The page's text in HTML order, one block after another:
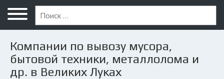
Меню
Главная
Вопрос юристу
Великие Луки
Компании по вывозу мусора,
бытовой техники, металлолома и
др. в Великих Луках